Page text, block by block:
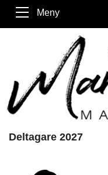
Meny
Deltagare 2027